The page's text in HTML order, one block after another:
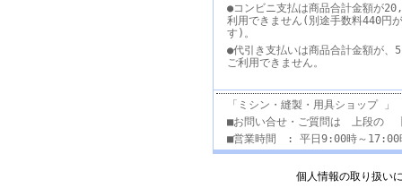
●コンビニ支払は商品合計金額が
利用できません(別途手数料440円
す)。
●代引き支払いは商品合計金額が、
ご利用できません。
「ミシン・縫製・用具ショップ 」
■お問い合せ・ご質問は 上段の
■営業時間 : 平日9:00時～17:00
個人情報の取り扱い